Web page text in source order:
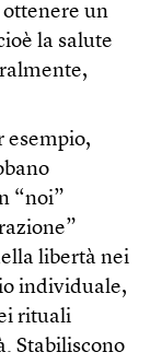
ottenere un
la salute
esempio,
“noi”
libertà nei
individuale,
rituali
Stabiliscono